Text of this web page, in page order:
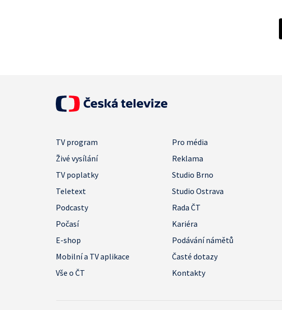
TV program
Pro média
Živé vysílání
Reklama
TV poplatky
Studio Brno
Teletext
Studio Ostrava
Podcasty
Rada ČT
Počasí
Kariéra
E-shop
Podávání námětů
Mobilní a TV aplikace
Časté dotazy
Vše o ČT
Kontakty